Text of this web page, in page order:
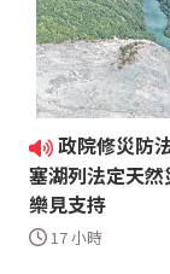
政院修災防
塞湖列法定天
樂見支持
17 小時